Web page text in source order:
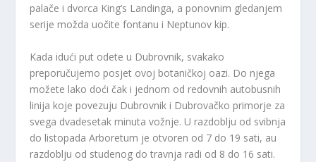
palače i dvorca King’s Landinga, a ponovnim gledanjem
serije možda uočite fontanu i Neptunov kip.
Kada idući put odete u Dubrovnik, svakako
preporučujemo posjet ovoj botaničkoj oazi. Do njega
možete lako doći čak i jednom od redovnih autobusnih
linija koje povezuju Dubrovnik i Dubrovačko primorje za
svega dvadesetak minuta vožnje. U razdoblju od svibnja
do listopada Arboretum je otvoren od 7 do 19 sati, au
razdoblju od studenog do travnja radi od 8 do 16 sati.